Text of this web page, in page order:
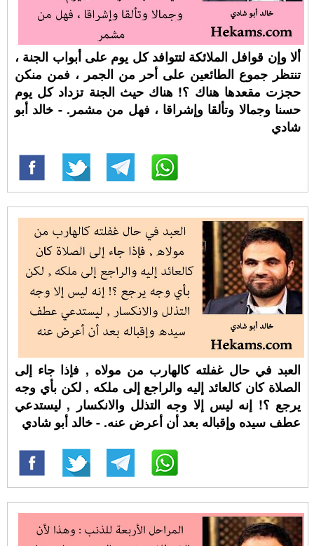
ألا وإن قوافل الملائكة لتتوافد كل يوم على أبواب الجنة ،
تنتظر جموع الطائعين على أحر من الجمر ، فمن منكن
حجزت مقعدها هناك ؟! هناك حيث الجنة تزداد كل يوم
حسنا وجمالا وتألقا وإشراقا ، فهل من مشمر. - خالد أبو
شادي
العبد في حال غفلته كالهارب من مولاه , فإذا جاء إلى
الصلاة كان كالعائد إليه والراجع إلى ملكه , لكن بأي وجه
يرجع ؟! إنه ليس إلا وجه التذلل والانكسار , ليستدعي
عطف سيده وإقباله بعد أن أعرض عنه. - خالد أبو شادي